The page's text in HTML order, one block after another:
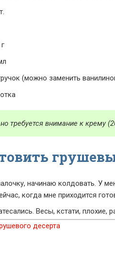
(можно заменить
требуется внимание к крему
начинаю колдовать. У
когда мне приходится
Весы, кстати, плохие,